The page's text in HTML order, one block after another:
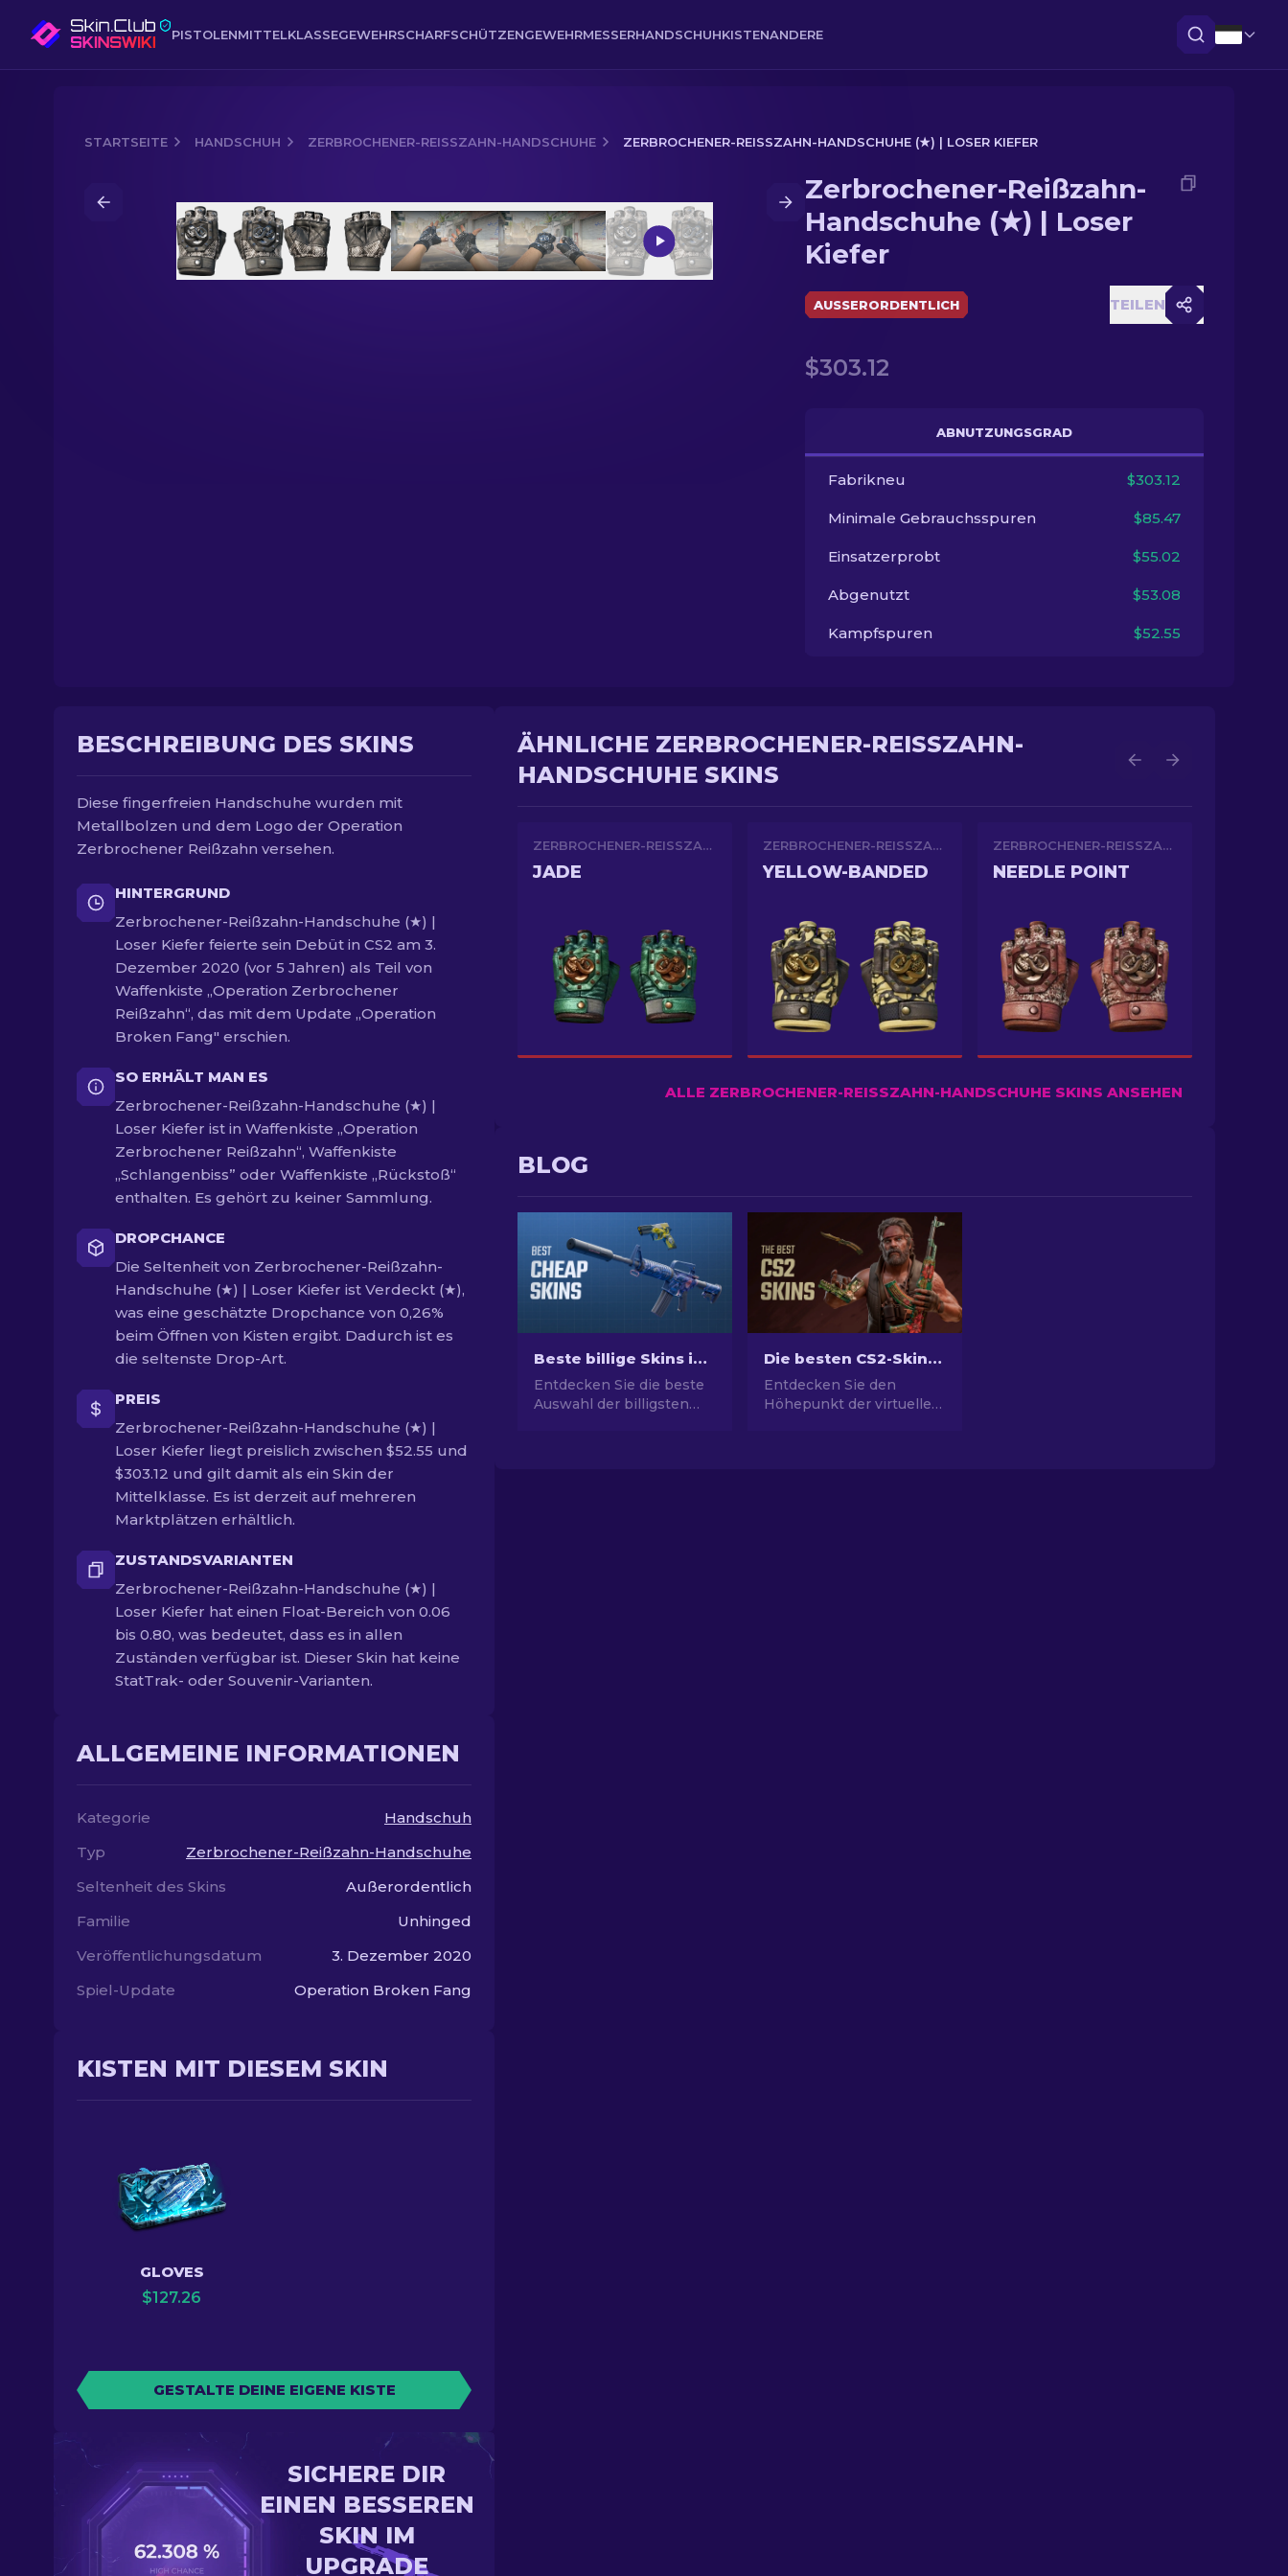
PISTOLENMITTELKLASSEGEWEHRSCHARFSCHÜTZENGEWEHRMESSERHANDSCHUHKISTENANDERE
STARTSEITE HANDSCHUH ZERBROCHENER-REISSZAHN-HANDSCHUHE ZERBROCHENER-REISSZAHN-HANDSCHUHE (★) | LOSER KIEFER
Media of Zerbrochener-Reißzahn-Handschuhe (★) | Loser Kiefer
Zerbrochener-Reißzahn-
Handschuhe (★) | Loser
Kiefer
AUSSERORDENTLICH TEILEN
$303.12
ABNUTZUNGSGRAD
Fabrikneu $303.12
Minimale Gebrauchsspuren $85.47
Einsatzerprobt $55.02
Abgenutzt $53.08
Kampfspuren $52.55
BESCHREIBUNG DES SKINS
Diese fingerfreien Handschuhe wurden mit
Metallbolzen und dem Logo der Operation
Zerbrochener Reißzahn versehen.
HINTERGRUND
Zerbrochener-Reißzahn-Handschuhe (★) |
Loser Kiefer feierte sein Debüt in CS2 am 3.
Dezember 2020 (vor 5 Jahren) als Teil von
Waffenkiste „Operation Zerbrochener
Reißzahn“, das mit dem Update „Operation
Broken Fang" erschien.
SO ERHÄLT MAN ES
Zerbrochener-Reißzahn-Handschuhe (★) |
Loser Kiefer ist in Waffenkiste „Operation
Zerbrochener Reißzahn“, Waffenkiste
„Schlangenbiss” oder Waffenkiste „Rückstoß“
enthalten. Es gehört zu keiner Sammlung.
DROPCHANCE
Die Seltenheit von Zerbrochener-Reißzahn-
Handschuhe (★) | Loser Kiefer ist Verdeckt (★),
was eine geschätzte Dropchance von 0,26%
beim Öffnen von Kisten ergibt. Dadurch ist es
die seltenste Drop-Art.
PREIS
Zerbrochener-Reißzahn-Handschuhe (★) |
Loser Kiefer liegt preislich zwischen $52.55 und
$303.12 und gilt damit als ein Skin der
Mittelklasse. Es ist derzeit auf mehreren
Marktplätzen erhältlich.
ZUSTANDSVARIANTEN
Zerbrochener-Reißzahn-Handschuhe (★) |
Loser Kiefer hat einen Float-Bereich von 0.06
bis 0.80, was bedeutet, dass es in allen
Zuständen verfügbar ist. Dieser Skin hat keine
StatTrak- oder Souvenir-Varianten.
ALLGEMEINE INFORMATIONEN
Kategorie
Handschuh
Typ
Zerbrochener-Reißzahn-Handschuhe
Seltenheit des Skins
Außerordentlich
Familie
Unhinged
Veröffentlichungsdatum
3. Dezember 2020
Spiel-Update
Operation Broken Fang
KISTEN MIT DIESEM SKIN
GLOVES
$127.26
GESTALTE DEINE EIGENE KISTE
SICHERE DIR
EINEN BESSEREN
SKIN IM
UPGRADE
ÄHNLICHE ZERBROCHENER-REISSZAHN-H
ANDSCHUHE SKINS
ZERBROCHENER-REISSZAHN-HANDSCHUHE
JADE
ZERBROCHENER-REISSZAHN-HANDSCHUHE
YELLOW-BANDED
ZERBROCHENER-REISSZAHN-HANDSCHUHE
NEEDLE POINT
ALLE ZERBROCHENER-REISSZAHN-HANDSCHUHE SKINS ANSEHEN
BLOG
Beste billige Skins in CS2 [2026]
Entdecken Sie die beste
Auswahl der billigsten
Die besten CS2-Skins [2026]
Entdecken Sie den
Höhepunkt der virtuellen